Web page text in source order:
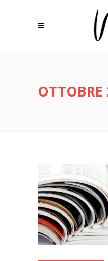
OTTOBRE